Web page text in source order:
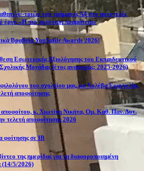
τριών του τμήματος Α4 στο αυτοτελές
έργο «Η πιο πολύτιμη πραμάτεια»
Βραβεία YouSmile Awards 2026!
Εσωτερικής Αξιολόγησης του Εκπαιδευτικού
Μονάδας (έτος αναφοράς: 2025-2026)
του σχολείου μας, κα Χολέβα Ευαγγελία,
αποφοίτησης
αποφοίτου, κ. Χιωτίνη Νικήτα, Ομ. Καθ. Παν. Δυτ.
τελετή αποφοίτησης 2026
φοίτησης σε ΙΒ
της ημερίδας για τη διαφοροποιημένη
(14/5/2026)